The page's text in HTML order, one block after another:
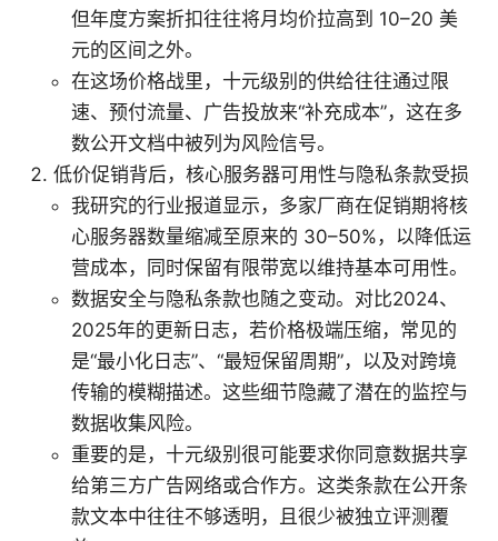
但年度方案折扣往往将月均价拉高到 10–20 美
元的区间之外。
在这场价格战里，十元级别的供给往往通过限
速、预付流量、广告投放来“补充成本”，这在多
数公开文档中被列为风险信号。
低价促销背后，核心服务器可用性与隐私条款受损
我研究的行业报道显示，多家厂商在促销期将核
心服务器数量缩减至原来的 30–50%，以降低运
营成本，同时保留有限带宽以维持基本可用性。
数据安全与隐私条款也随之变动。对比2024、
2025年的更新日志，若价格极端压缩，常见的
是“最小化日志”、“最短保留周期”，以及对跨境
传输的模糊描述。这些细节隐藏了潜在的监控与
数据收集风险。
重要的是，十元级别很可能要求你同意数据共享
给第三方广告网络或合作方。这类条款在公开条
款文本中往往不够透明，且很少被独立评测覆